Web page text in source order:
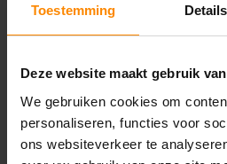
Toestemming Details
Deze website maakt gebruik
We gebruiken cookies om
personaliseren, functies voor
ons websiteverkeer te
Montage
Laat ons het